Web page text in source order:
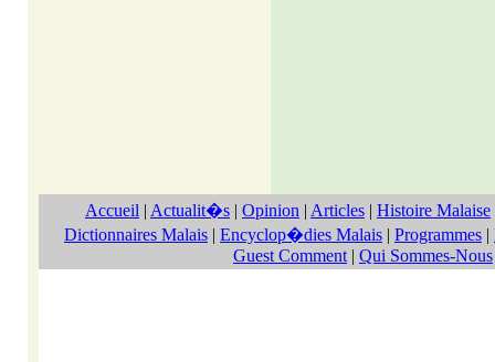
Accueil | Actualit�s | Opinion | Articles | Histoire Malaise
Dictionnaires Malais | Encyclop�dies Malais | Programmes |
Guest Comment | Qui Sommes-Nous